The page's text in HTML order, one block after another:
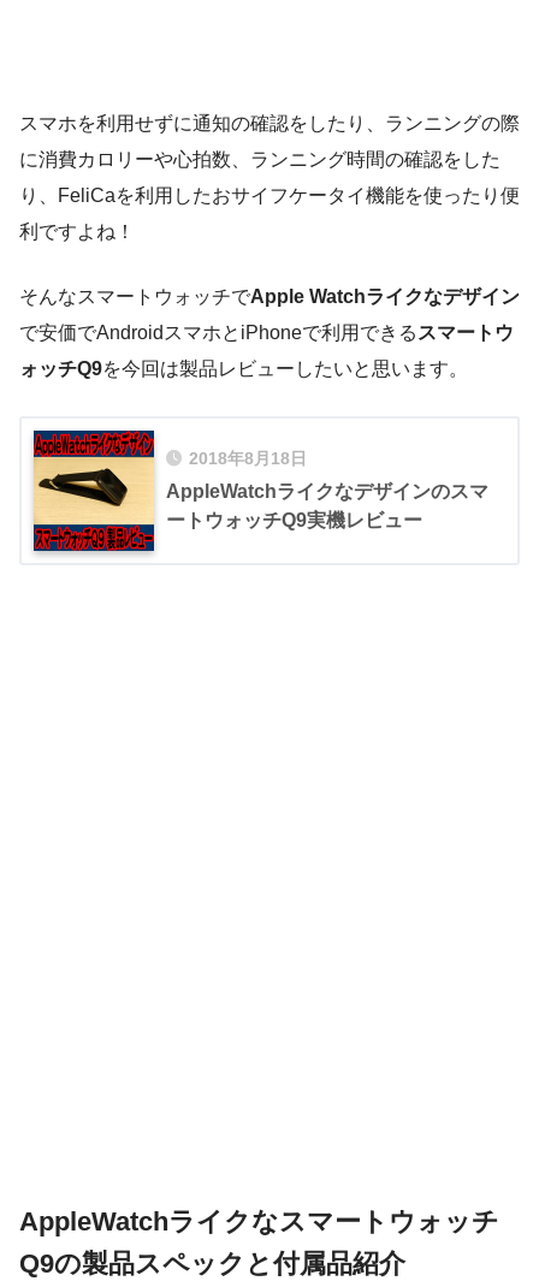
スマホを利用せずに通知の確認をしたり、ランニングの際
に消費カロリーや心拍数、ランニング時間の確認をした
り、FeliCaを利用したおサイフケータイ機能を使ったり便
利ですよね！
そんなスマートウォッチでApple Watchライクなデザイン
で安価でAndroidスマホとiPhoneで利用できる スマートウ
ォッチQ9を今回は製品レビューしたいと思います。
2018年8月18日
AppleWatchライクなデザインのスマ
ートウォッチQ9実機レビュー
AppleWatchライクなスマートウォッチ
Q9の製品スペックと付属品紹介